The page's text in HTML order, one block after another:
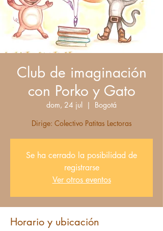
Club de imaginación
con Porko y Gato
dom, 24 jul
  |
Bogotá
Dirige: Colectivo Patitas Lectoras
Se ha cerrado la posibilidad de
registrarse
Ver otros eventos
Horario y ubicación